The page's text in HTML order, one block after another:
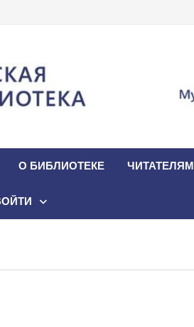
О БИБЛИОТЕКЕ ЧИТАТЕЛЯМ